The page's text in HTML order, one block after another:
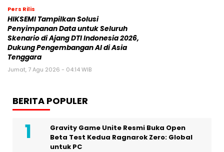
Pers Rilis
HIKSEMI Tampilkan Solusi
Penyimpanan Data untuk Seluruh
Skenario di Ajang DTI Indonesia 2026,
Dukung Pengembangan AI di Asia
Tenggara
Jumat, 7 Agu 2026 - 04:14 WIB
BERITA POPULER
Gravity Game Unite Resmi Buka Open
Beta Test Kedua Ragnarok Zero: Global
untuk PC